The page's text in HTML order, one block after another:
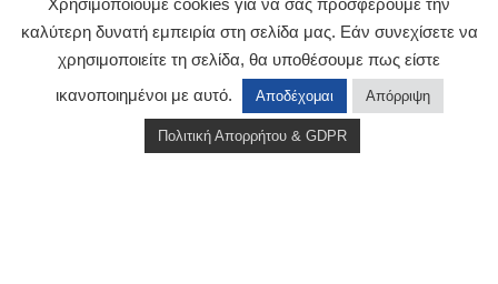
BLOG
CLICKMYWAY 2021 - PREMIUM E-COMMERCE SOLUTIONS.
Χρησιμοποιούμε cookies για να σας προσφέρουμε την
καλύτερη δυνατή εμπειρία στη σελίδα μας. Εάν συνεχίσετε να
χρησιμοποιείτε τη σελίδα, θα υποθέσουμε πως είστε
ικανοποιημένοι με αυτό.
Αποδέχομαι Απόρριψη
Πολιτική Απορρήτου & GDPR